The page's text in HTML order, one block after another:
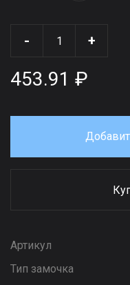
- +
453.91 ₽
Артикул
Тип замочка